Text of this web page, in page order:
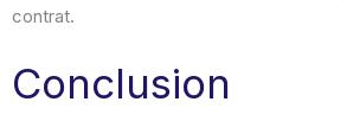
contrat.
Conclusion